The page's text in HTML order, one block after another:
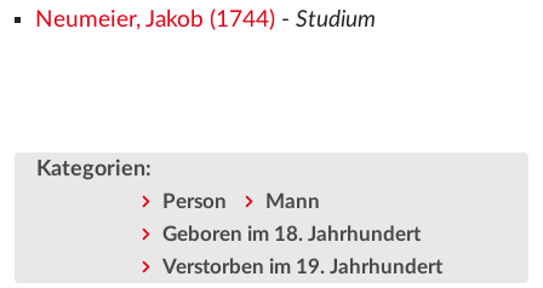
Neumeier, Jakob (1744)- Studium
Kategorien:
Person
Mann
Geboren im 18. Jahrhundert
Verstorben im 19. Jahrhundert